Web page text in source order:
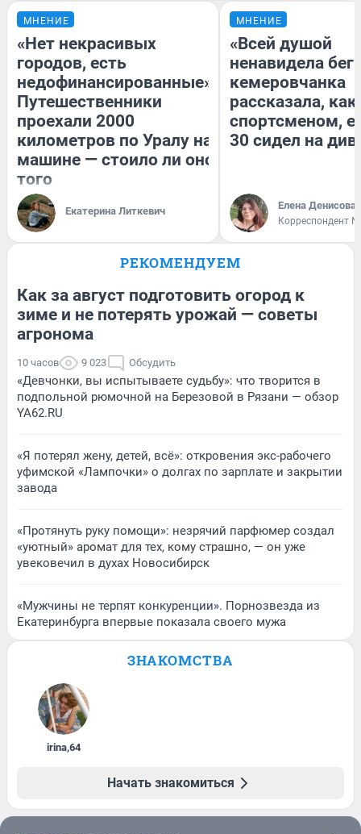
МНЕНИЕ
«Нет некрасивых
городов, есть
недофинансированные».
Путешественники
проехали 2000
километров по Уралу на
машине — стоило ли оно
того
Екатерина Литкевич
МНЕНИЕ
«Всей душой
ненавидела
кемеровчанка
рассказала, как
спортсменом,
30 сидел на
Елена Денисова
Корреспондент
РЕКОМЕНДУЕМ
Как за август подготовить огород к
зиме и не потерять урожай — советы
агронома
10 часов 9 023 Обсудить
«Девчонки, вы испытываете судьбу»: что творится в
подпольной рюмочной на Березовой в Рязани — обзор
YA62.RU
«Я потерял жену, детей, всё»: откровения экс-рабочего
уфимской «Лампочки» о долгах по зарплате и закрытии
завода
«Протянуть руку помощи»: незрячий парфюмер создал
«уютный» аромат для тех, кому страшно, — он уже
увековечил в духах Новосибирск
«Мужчины не терпят конкуренции». Порнозвезда из
Екатеринбурга впервые показала своего мужа
ЗНАКОМСТВА
irina,64
Начать знакомиться